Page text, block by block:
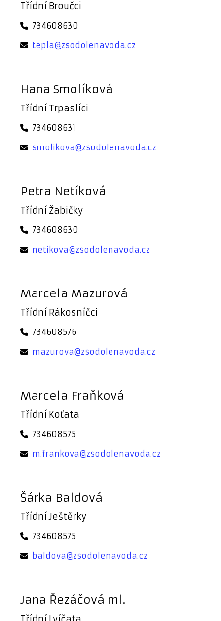
Třídní Broučci
734608630
tepla@zsodolenavoda.cz
Hana Smolíková
Třídní Trpaslíci
734608631
smolikova@zsodolenavoda.cz
Petra Netíková
Třídní Žabičky
734608630
netikova@zsodolenavoda.cz
Marcela Mazurová
Třídní Rákosníčci
734608576
mazurova@zsodolenavoda.cz
Marcela Fraňková
Třídní Koťata
734608575
m.frankova@zsodolenavoda.cz
Šárka Baldová
Třídní Ještěrky
734608575
baldova@zsodolenavoda.cz
Jana Řezáčová ml.